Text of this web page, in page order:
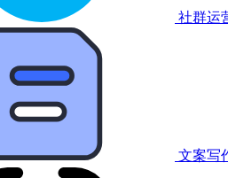
社群运
文案写